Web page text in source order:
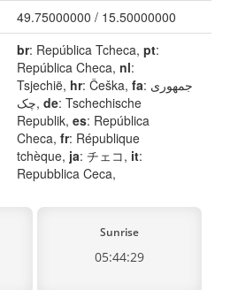
49.75000000 / 15.50000000
br: República Tcheca, pt:
República Checa, nl:
Tsjechië, hr: Češka, fa: جمهوری
چک, de: Tschechische
Republik, es: República
Checa, fr: République
tchèque, ja: チェコ, it:
Repubblica Ceca,
Sunrise
05:44:29